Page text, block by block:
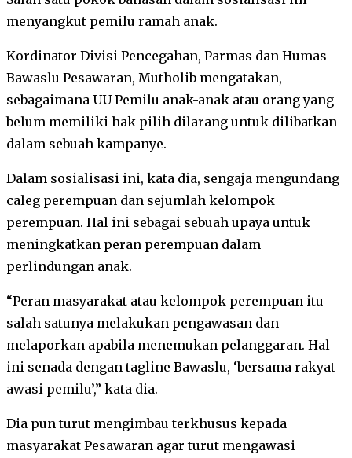
menyangkut pemilu ramah anak.
Kordinator Divisi Pencegahan, Parmas dan Humas
Bawaslu Pesawaran, Mutholib mengatakan,
sebagaimana UU Pemilu anak-anak atau orang yang
belum memiliki hak pilih dilarang untuk dilibatkan
dalam sebuah kampanye.
Dalam sosialisasi ini, kata dia, sengaja mengundang
caleg perempuan dan sejumlah kelompok
perempuan. Hal ini sebagai sebuah upaya untuk
meningkatkan peran perempuan dalam
perlindungan anak.
“Peran masyarakat atau kelompok perempuan itu
salah satunya melakukan pengawasan dan
melaporkan apabila menemukan pelanggaran. Hal
ini senada dengan tagline Bawaslu, ‘bersama rakyat
awasi pemilu’,” kata dia.
Dia pun turut mengimbau terkhusus kepada
masyarakat Pesawaran agar turut mengawasi